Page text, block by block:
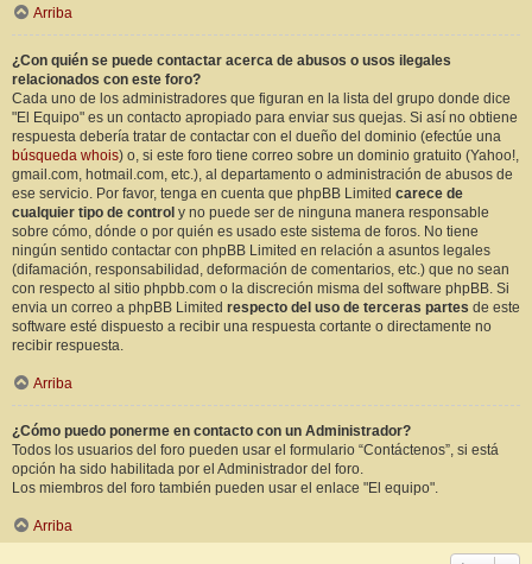
Arriba
¿Con quién se puede contactar acerca de abusos o usos ilegales
relacionados con este foro?
Cada uno de los administradores que figuran en la lista del grupo donde dice
"El Equipo" es un contacto apropiado para enviar sus quejas. Si así no obtiene
respuesta debería tratar de contactar con el dueño del dominio (efectúe una
búsqueda whois) o, si este foro tiene correo sobre un dominio gratuito (Yahoo!,
gmail.com, hotmail.com, etc.), al departamento o administración de abusos de
ese servicio. Por favor, tenga en cuenta que phpBB Limited carece de
cualquier tipo de control y no puede ser de ninguna manera responsable
sobre cómo, dónde o por quién es usado este sistema de foros. No tiene
ningún sentido contactar con phpBB Limited en relación a asuntos legales
(difamación, responsabilidad, deformación de comentarios, etc.) que no sean
con respecto al sitio phpbb.com o la discreción misma del software phpBB. Si
envia un correo a phpBB Limited respecto del uso de terceras partes de este
software esté dispuesto a recibir una respuesta cortante o directamente no
recibir respuesta.
Arriba
¿Cómo puedo ponerme en contacto con un Administrador?
Todos los usuarios del foro pueden usar el formulario “Contáctenos”, si está
opción ha sido habilitada por el Administrador del foro.
Los miembros del foro también pueden usar el enlace "El equipo".
Arriba